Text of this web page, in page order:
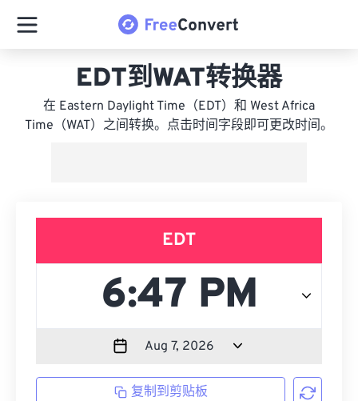
EDT到WAT转换器
在 Eastern Daylight Time（EDT）和 West Africa
Time（WAT）之间转换。点击时间字段即可更改时间。
EDT
复制到剪贴板